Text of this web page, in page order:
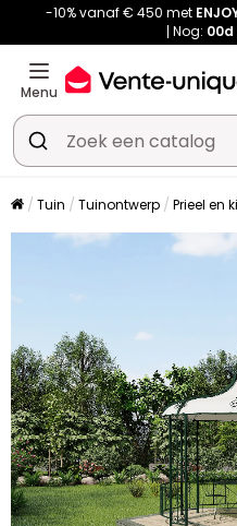
-10% vanaf € 450 met
Nog: 00d
Menu
Tuin Tuinontwerp Prieel en